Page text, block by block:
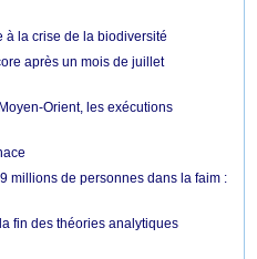
à la crise de la biodiversité
après un mois de juillet
Orient, les exécutions
millions de personnes dans la faim :
fin des théories analytiques